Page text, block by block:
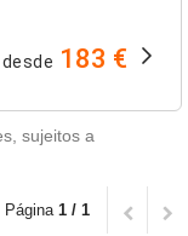
desde 183 €
sujeitos a
Página 1 / 1